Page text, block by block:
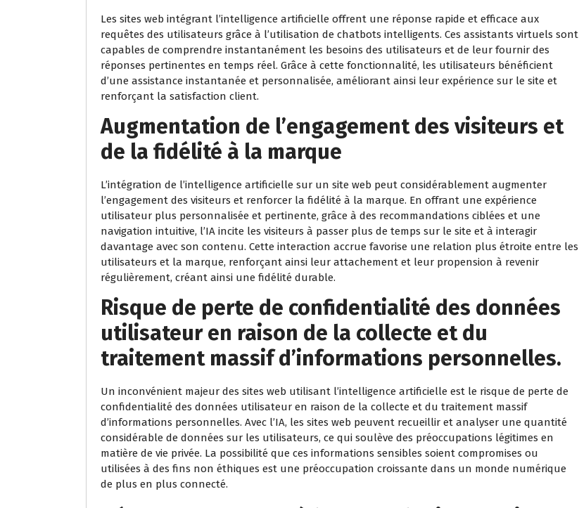
Les sites web intégrant l’intelligence artificielle offrent une réponse rapide et efficace aux
requêtes des utilisateurs grâce à l’utilisation de chatbots intelligents. Ces assistants virtuels sont
capables de comprendre instantanément les besoins des utilisateurs et de leur fournir des
réponses pertinentes en temps réel. Grâce à cette fonctionnalité, les utilisateurs bénéficient
d’une assistance instantanée et personnalisée, améliorant ainsi leur expérience sur le site et
renforçant la satisfaction client.
Augmentation de l’engagement des visiteurs et
de la fidélité à la marque
L’intégration de l’intelligence artificielle sur un site web peut considérablement augmenter
l’engagement des visiteurs et renforcer la fidélité à la marque. En offrant une expérience
utilisateur plus personnalisée et pertinente, grâce à des recommandations ciblées et une
navigation intuitive, l’IA incite les visiteurs à passer plus de temps sur le site et à interagir
davantage avec son contenu. Cette interaction accrue favorise une relation plus étroite entre les
utilisateurs et la marque, renforçant ainsi leur attachement et leur propension à revenir
régulièrement, créant ainsi une fidélité durable.
Risque de perte de confidentialité des données
utilisateur en raison de la collecte et du
traitement massif d’informations personnelles.
Un inconvénient majeur des sites web utilisant l’intelligence artificielle est le risque de perte de
confidentialité des données utilisateur en raison de la collecte et du traitement massif
d’informations personnelles. Avec l’IA, les sites web peuvent recueillir et analyser une quantité
considérable de données sur les utilisateurs, ce qui soulève des préoccupations légitimes en
matière de vie privée. La possibilité que ces informations sensibles soient compromises ou
utilisées à des fins non éthiques est une préoccupation croissante dans un monde numérique
de plus en plus connecté.